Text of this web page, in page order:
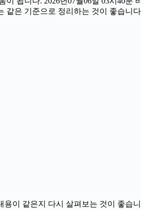
같은 기준으로 정리하는 것이 좋습니
이 같은지 다시 살펴보는 것이 좋습